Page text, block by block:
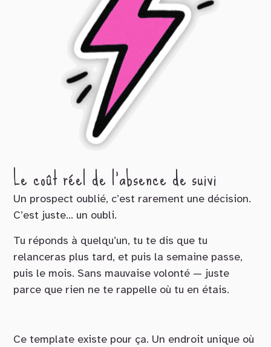
Le coût réel de l'absence de suivi
Un prospect oublié, c’est rarement une décision.
C’est juste… un oubli.
Tu réponds à quelqu’un, tu te dis que tu
relanceras plus tard, et puis la semaine passe,
puis le mois. Sans mauvaise volonté — juste
parce que rien ne te rappelle où tu en étais.
Ce template existe pour ça. Un endroit unique où